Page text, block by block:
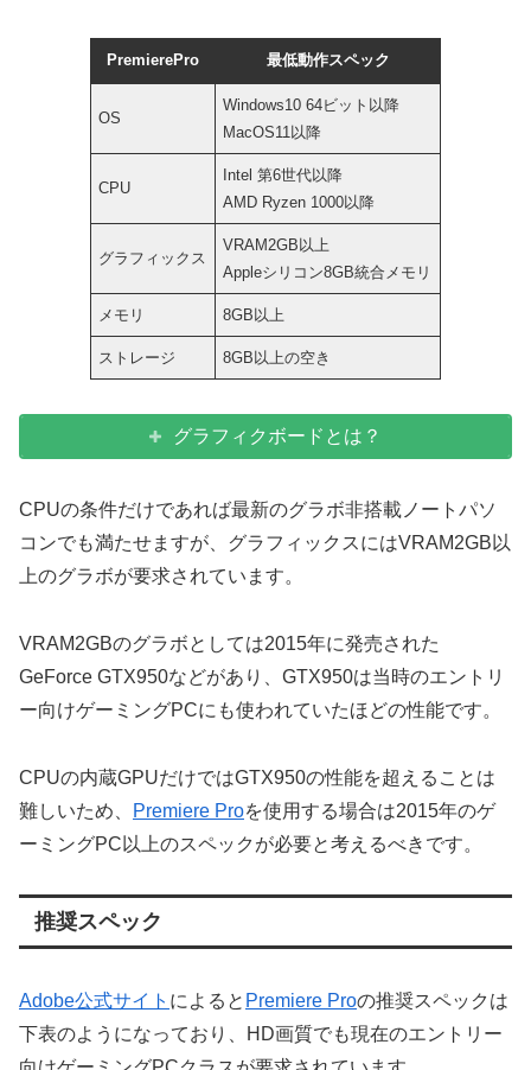
PremierePro 最低動作スペック
OS
Windows10 64ビット以降
MacOS11以降
CPU
Intel 第6世代以降
AMD Ryzen 1000以降
グラフィックス
VRAM2GB以上
Appleシリコン8GB統合メモリ
メモリ 8GB以上
ストレージ 8GB以上の空き
グラフィクボードとは？
CPUの条件だけであれば最新のグラボ非搭載ノートパソ
コンでも満たせますが、グラフィックスにはVRAM2GB以
上のグラボが要求されています。
VRAM2GBのグラボとしては2015年に発売された
GeForce GTX950などがあり、GTX950は当時のエントリ
ー向けゲーミングPCにも使われていたほどの性能です。
CPUの内蔵GPUだけではGTX950の性能を超えることは
難しいため、
Premiere Proを使用する場合は2015年のゲ
ーミングPC以上のスペックが必要と考えるべきです。
推奨スペック
Adobe公式サイト によると Premiere Proの推奨スペックは
下表のようになっており、HD画質でも現在のエントリー